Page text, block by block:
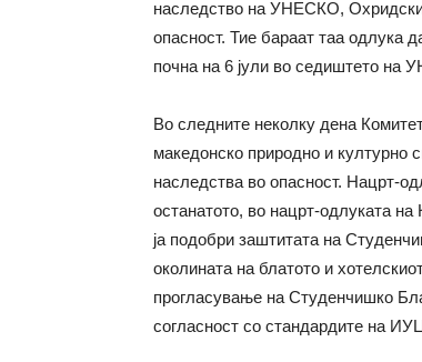
наследство на УНЕСКО,
опасност. Тие бараат таа одлука
почна на 6 јули во седиштето на
Во следните неколку дена
македонско природно и културно
наследства во опасност. Нацрт-
останатото, во нацрт-одлуката
ја подобри заштитата на
околината на блатото и
прогласување на Студенчишко
согласност со стандардите на